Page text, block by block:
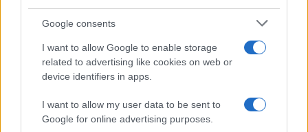
Google consents
I want to allow Google to enable storage
related to advertising like cookies on web or
device identifiers in apps.
I want to allow my user data to be sent to
Google for online advertising purposes.
50 /50